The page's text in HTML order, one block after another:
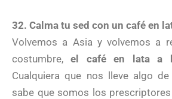
32. Calma tu sed con un café en
Volvemos a Asia y volvemos a
costumbre,el café en lata a
Cualquiera que nos lleve algo
sabe que somos los